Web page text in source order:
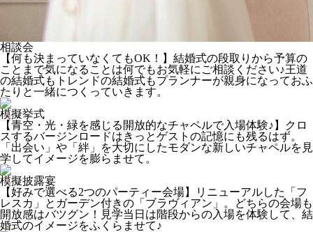
相談会
【何も決まっていなくてもOK！】結婚式の段取りから予算の
ことまで気になることは何でもお気軽にご相談ください♪王道
の結婚式もトレンドの結婚式もプランナーが親身になっておふ
たりと一緒につくっていきます。
模擬挙式
【青空・光・緑を感じる開放的なチャペルで入場体験♪】クロ
スするバージンロードはきっとゲストの記憶にも残るはず。
「出会い」や「絆」を大切にしたモダンな新しいチャペルを見
学してイメージを膨らませて。
模擬披露宴
【好みで選べる2つのパーティー会場】リニューアルした「フ
レスカ」とガーデン付きの「ブラヴィアン」。どちらの会場も
開放感はバツグン！見学当日は階段からの入場を体験して、結
婚式のイメージをふくらませて♪